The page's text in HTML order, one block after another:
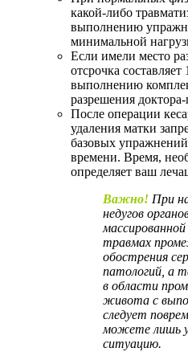
какой-либо
выполнению
минимальной
Если имели место
отсрочка
выполнению
разрешения доктора-
После операции
удаления матки
базовых
времени. Время,
определяет ваш
Важно! При
недугов
травмах
обострения
патологий, а
в области
живота с
следует
можете лишь
ситуацию.